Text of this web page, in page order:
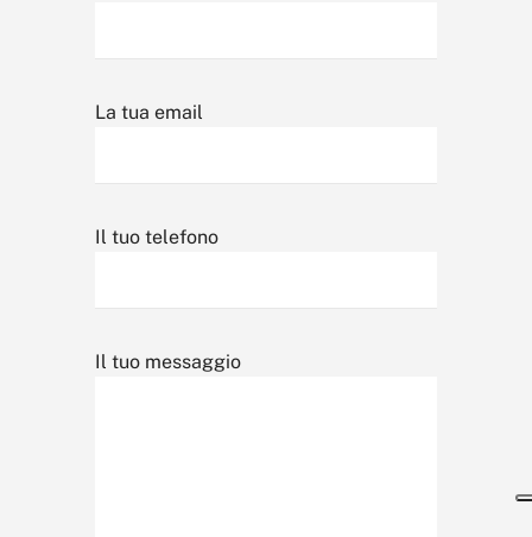
La tua email
Il tuo telefono
Il tuo messaggio